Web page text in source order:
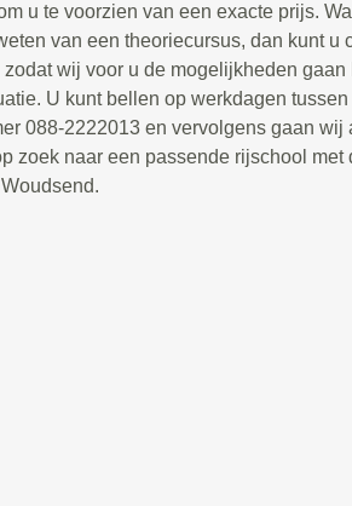
u te voorzien van een exacte prijs.
van een theoriecursus, dan kunt u
zodat wij voor u de mogelijkheden
U kunt bellen op werkdagen
088-2222013 en vervolgens gaan wij
zoek naar een passende rijschool met